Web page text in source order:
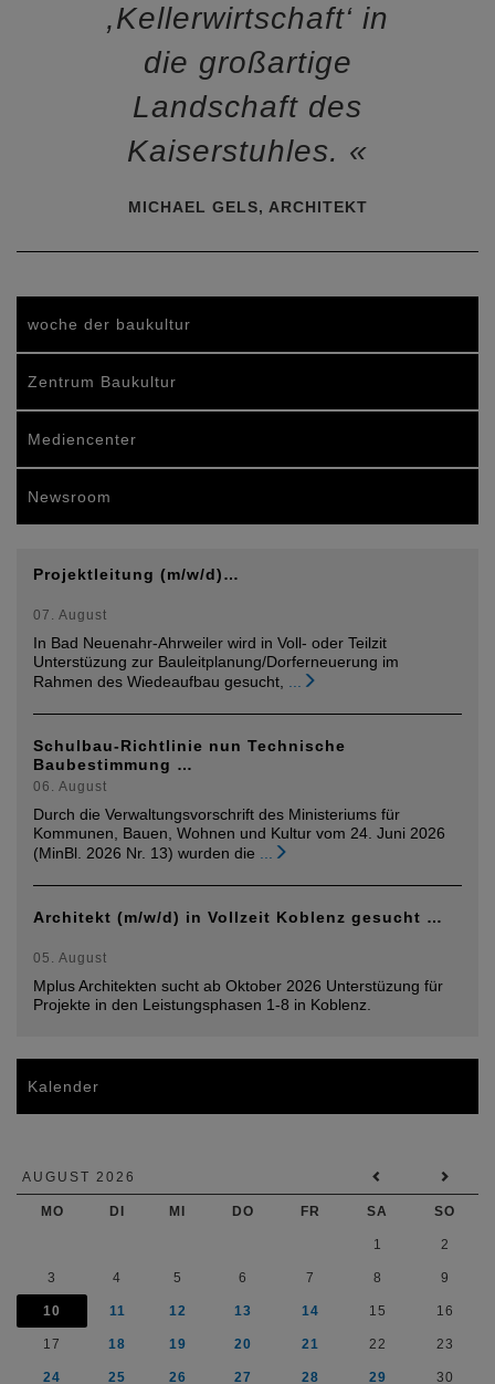
,Kellerwirtschaft‘ in
die großartige
Landschaft des
Kaiserstuhles.
MICHAEL GELS, ARCHITEKT
woche der baukultur
Zentrum Baukultur
Mediencenter
Newsroom
Projektleitung (m/w/d)…
07. August
In Bad Neuenahr-Ahrweiler wird in Voll- oder Teilzit
Unterstüzung zur Bauleitplanung/Dorferneuerung im
Rahmen des Wiedeaufbau gesucht, ...
Schulbau-Richtlinie nun Technische
Baubestimmung …
06. August
Durch die Verwaltungsvorschrift des Ministeriums für
Kommunen, Bauen, Wohnen und Kultur vom 24. Juni 2026
(MinBl. 2026 Nr. 13) wurden die ...
Architekt (m/w/d) in Vollzeit Koblenz gesucht …
05. August
Mplus Architekten sucht ab Oktober 2026 Unterstüzung für
Projekte in den Leistungsphasen 1-8 in Koblenz.
Kalender
AUGUST 2026
MO DI MI DO FR SA SO
1 2
3 4 5 6 7 8 9
10 11 12 13 14 15 16
17 18 19 20 21 22 23
24 25 26 27 28 29 30